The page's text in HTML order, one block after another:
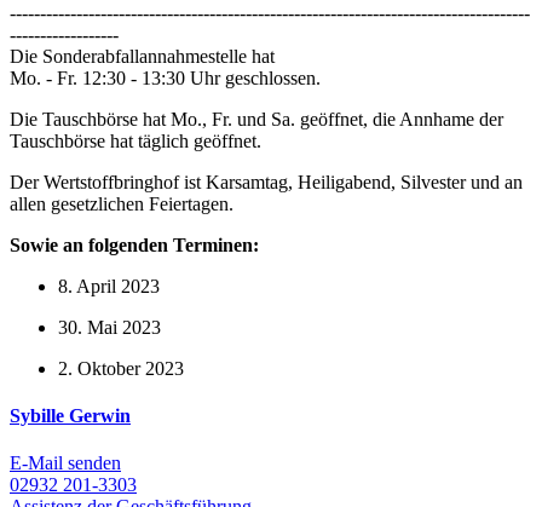
--------------------------------------------------------------------------------------
------------------
Die Sonderabfallannahmestelle hat
Mo. - Fr. 12:30 - 13:30 Uhr geschlossen.
Die Tauschbörse hat Mo., Fr. und Sa. geöffnet, die Annhame der
Tauschbörse hat täglich geöffnet.
Der Wertstoffbringhof ist Karsamtag, Heiligabend, Silvester und an
allen gesetzlichen Feiertagen.
Sowie an folgenden Terminen:
8. April 2023
30. Mai 2023
2. Oktober 2023
Sybille Gerwin
E-Mail senden
02932 201-3303